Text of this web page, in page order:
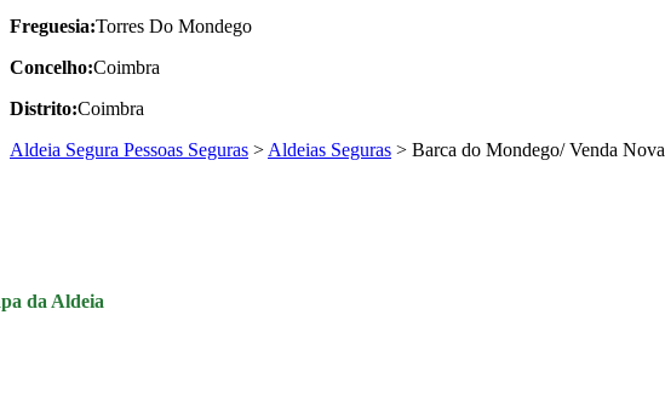
Freguesia:Torres Do Mondego
Concelho:Coimbra
Distrito:Coimbra
Aldeia Segura Pessoas Seguras > Aldeias Seguras > Barca do Mondego/ Venda Nova
da Aldeia